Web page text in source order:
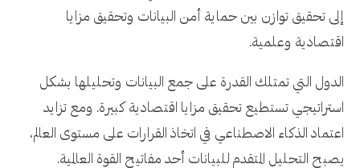
إلى تحقيق توازن بين حماية أمن البيانات وتحقيق مزايا
اقتصادية وعلمية.
الدول التي تمتلك القدرة على جمع البيانات وتحليلها بشكل
استراتيجي تستطيع تحقيق مزايا اقتصادية كبيرة. ومع تزايد
اعتماد الذكاء الاصطناعي في اتخاذ القرارات على مستوى العالم،
يصبح التحليل المتقدم للبيانات أحد مفاتيح القوة العالمية.